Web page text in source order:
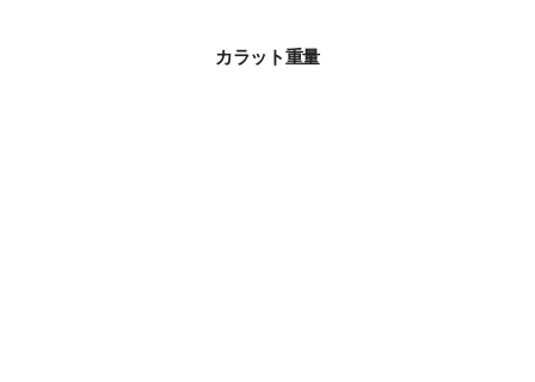
カラット重量